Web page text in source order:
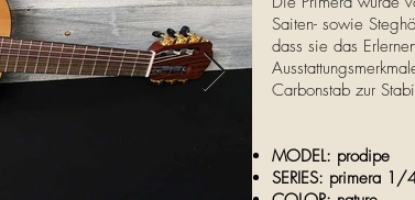
Saiten- sowie
dass sie das
Carbonstab zur
MODEL: prodipe
SERIES: primera 1/